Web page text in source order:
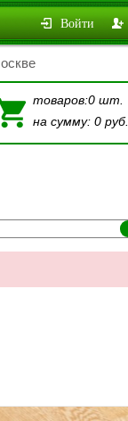
Войти
товаров:0 шт.
на сумму: 0 руб.